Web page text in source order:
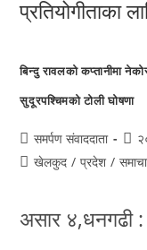
बिन्दु रावलको कप्तानीमा
सुदूरपश्चिमको टोली घोषणा
समर्पण संवाददाता
खेलकुद / प्रदेश /
असार ४,धनगढी